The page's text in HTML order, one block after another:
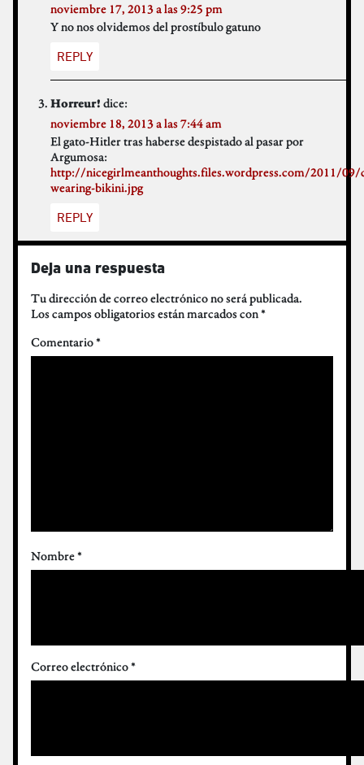
noviembre 17, 2013 a las 9:25 pm
Y no nos olvidemos del prostíbulo gatuno
REPLY
Horreur! dice:
noviembre 18, 2013 a las 7:44 am
El gato-Hitler tras haberse despistado al pasar por
Argumosa:
http://nicegirlmeanthoughts.files.wordpress.com/2011/09/
wearing-bikini.jpg
REPLY
Deja una respuesta
Tu dirección de correo electrónico no será publicada.
Los campos obligatorios están marcados con*
Comentario*
Nombre*
Correo electrónico*